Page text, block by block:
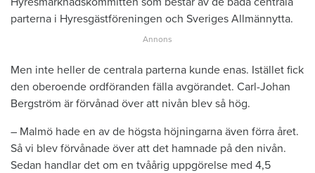
parterna i Hyresgästföreningen och Sveriges Allmännytta.
Men inte heller de centrala parterna kunde enas. Istället fick
den oberoende ordföranden fälla avgörandet. Carl-Johan
Bergström är förvånad över att nivån blev så hög.
– Malmö hade en av de högsta höjningarna även förra året.
Så vi blev förvånade över att det hamnade på den nivån.
Sedan handlar det om en tvåårig uppgörelse med 4,5